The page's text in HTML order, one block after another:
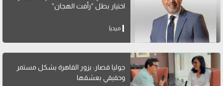
اختيار بطل "رأفت الهجان"
ميديا
جوليا قصار: بزور القاهرة بشكل مستمر
وحقيقي بعشقها